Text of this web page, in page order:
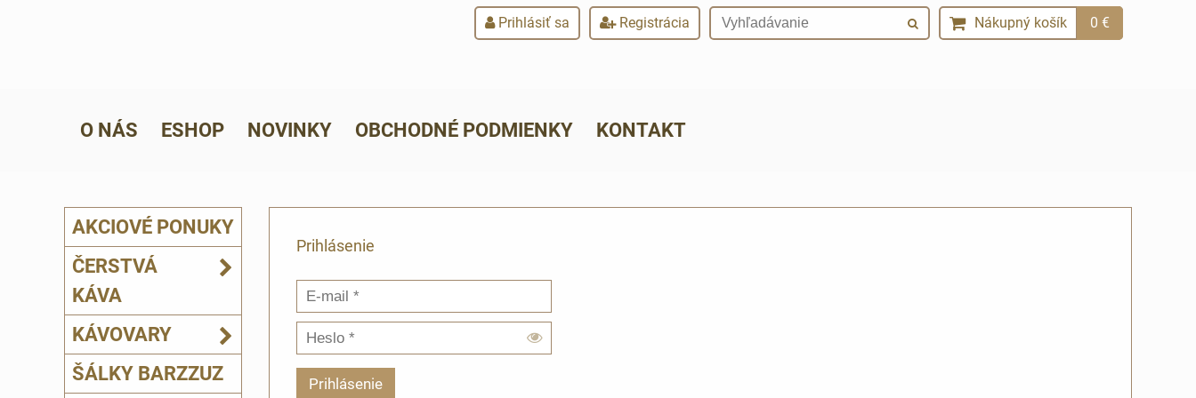
Prihlásiť sa Registrácia Nákupný košík 0 €
O NÁS ESHOP NOVINKY OBCHODNÉ PODMIENKY KONTAKT
Prihlásenie
Prihlásenie
AKCIOVÉ PONUKY
ČERSTVÁ
KÁVA
KÁVOVARY
ŠÁLKY BARZZUZ